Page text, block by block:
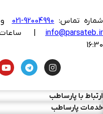
شماره تماس: 92004990-021 و
info@parsateb.ir
16:30
ارتباط با پارساطب
خدمات پارساطب